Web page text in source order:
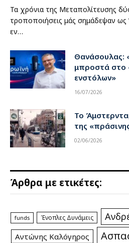
Τα χρόνια της Μεταπολίτευσης
τροποποιήσεις μάς σημάδεψαν ως
εν…
Θανάσουλας:
μπροστά στο
ενστόλων»
16/07/2026
Το
της
02/06/2026
Άρθρα με ετικέτες:
funds Ένοπλες Δυνάμεις
Αντώνης Καλόγηρος